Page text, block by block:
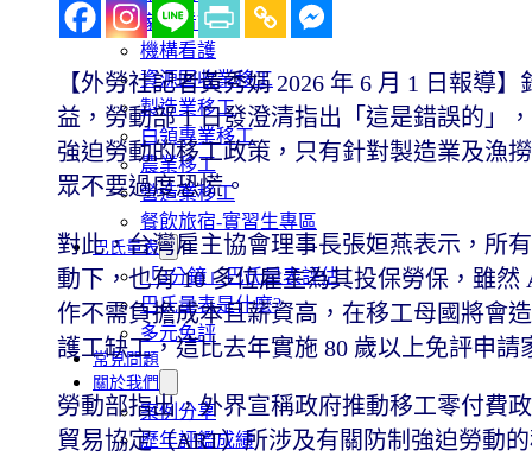
家庭看護
機構看護
資源回收業移工
製造業移工
白領專業移工
農業移工
營造業移工
餐飲旅宿-實習生專區
巴氏量表
「3分鐘」巴氏量表評估
巴氏量表是什麼?
多元免評
常見問題
關於我們
案例分享
歷年評鑑成績
【外勞社記者黃秀娟 2026 年 6 月 1 日報導
益，勞動部 1 日發澄清指出「這是錯誤的」
強迫勞動的移工政策，只有針對製造業及漁
眾不要過度恐慌。
對此，台灣雇主協會理事長張姮燕表示，所
動下，也有 10 多位雇主為其投保勞保，雖
作不需負擔成本且薪資高，在移工母國將會
護工缺工，這比去年實施 80 歲以上免評申
勞動部指出，外界宣稱政府推動移工零付費
貿易協定（ART）所涉及有關防制強迫勞動